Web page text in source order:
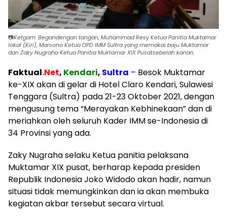
📷Ketgam: Begandengan tangan, Muhammad Resy Ketua Panitia Muktamar
lokal (Kiri), Marsono Ketua DPD IMM Sultra yang memakai baju Muktamar
dan Zaky Nugraha Ketua Panitia Muktamar XIX Pusatsebelah kanan.
Faktual.Net, Kendari, Sultra – Besok Muktamar
ke-XIX akan di gelar di Hotel Claro Kendari, Sulawesi
Tenggara (Sultra) pada 21-23 Oktober 2021, dengan
mengusung tema “Merayakan Kebhinekaan” dan di
meriahkan oleh seluruh Kader IMM se-Indonesia di
34 Provinsi yang ada.
Zaky Nugraha selaku Ketua panitia pelaksana
Muktamar XIX pusat, berharap kepada presiden
Republik Indonesia Joko Widodo akan hadir, namun
situasi tidak memungkinkan dan ia akan membuka
kegiatan akbar tersebut secara virtual.